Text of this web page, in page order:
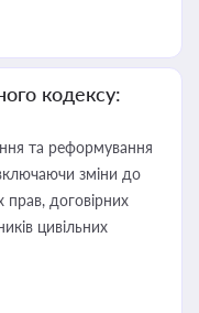
кодексу:
та реформування
зміни до
договірних
цивільних